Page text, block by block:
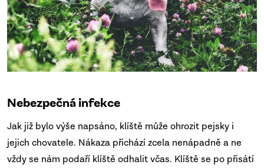
Nebezpečná infekce
Jak již bylo výše napsáno, klíště může ohrozit pejsky i
jejich chovatele. Nákaza přichází zcela nenápadně a ne
vždy se nám podaří klíště odhalit včas. Klíště se po přisátí